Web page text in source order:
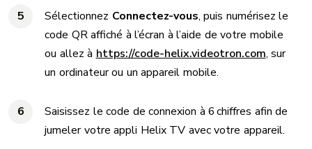
Sélectionnez Connectez-vous, puis numérisez le
code QR affiché à l’écran à l’aide de votre mobile
ou allez à https://code-helix.videotron.com, sur
un ordinateur ou un appareil mobile.
Saisissez le code de connexion à 6 chiffres afin de
jumeler votre appli Helix TV avec votre appareil.